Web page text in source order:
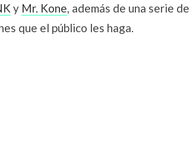
y Mr. Kone, además de una serie de
que el público les haga.